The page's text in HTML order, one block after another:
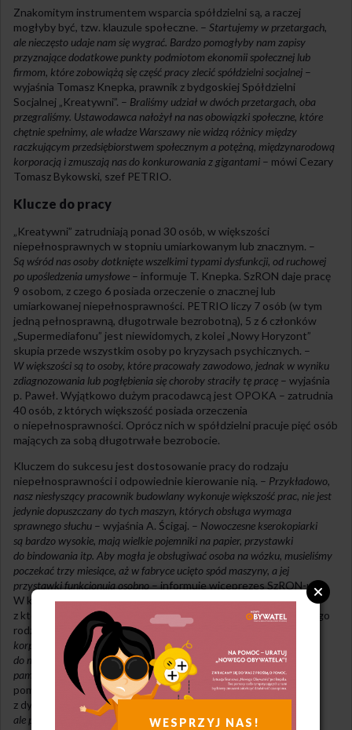
Znakomitym instrumentem wsparcia spółdzielni są, a raczej
mogłyby być, tzw. klauzule społeczne. – Startujemy w przetargach,
ale nieczęsto udaje nam się wygrać. Bardzo pomogłyby nam zapisy
przyznające dodatkowe punkty podmiotom ekonomii społecznej lub
firmom, które zobowiążą się część pracy zlecić spółdzielni socjalnej –
wyjaśnia Tomasz Knepka, prawnik z bydgoskiej Spółdzielni
Socjalnej „Kreatywni”. – Braliśmy udział w dwóch przetargach, oba
przegraliśmy. Ustawodawca nałożył na nas obowiązki społeczne, które
chętnie spełnimy, ale władze Warszawy nie widzą różnicy między
raczkującym przedsiębiorstwem społecznym a potężną, międzynarodową
korporacją i zmuszają nas do konkurowania z gigantami – mówi Cezary
Tomasz Bykowski, szef PETRIO.
Klucze do pracy
„Kreatywni” zatrudniają ponad 30 osób, w większości
niepełnosprawnych w stopniu umiarkowanym lub znacznym. –
Są wśród nas osoby dotknięte wszelkimi typami dysfunkcji, od ruchowej
po upośledzenia umysłowe – informuje T. Knepka. SzRON daje pracę
9 osobom, z czego 6 posiada orzeczenie o znacznej lub
umiarkowanej niepełnosprawności. PETRIO liczy 7 osób (w tym
jedną pełnosprawną, długotrwale bezrobotną), 5 z 6 członków
„Supermediafonu” jest niewidomych, z kolei „Nowy Horyzont”
skupia przede wszystkim osoby po kryzysach psychicznych. –
W większości są to osoby, które pracowały zawodowo, jednak w wyniku
zdiagnozowania lub pogłębienia się choroby straciły tę pracę – wyjaśnia
p. Paweł. Wyjątkowo dużym pracodawcą jest OPOKA – zatrudnia
40 osób, z których większość posiada orzeczenia
o niepełnosprawności. Oprócz nich w spółdzielni pracuje pięć osób
mających za sobą długotrwałe bezrobocie.
Kluczem do sukcesu jest dostosowanie pracy do rodzaju
niepełnosprawności i odpowiednie kierowanie nią. – Przykładowo,
nasz niesłyszący pracownik budowlany wykonuje większość prac, nie jest
jedynie dopuszczany do tych maszyn, których obsługa wymaga
sprawnego słuchu – wyjaśnia A. Ścigaj. – Nowoczesne kserokopiarki
są bardzo wysokie, mają wielkie pojemniki na papier, przystawki
do bindowania itp. Aby mogła je obsługiwać osoba na wózku, musieliśmy
poczekać trzy miesiące, aż w fabryce ucięto spód maszyny, a jej
przystawki funkcjonują osobno– informuje wiceprezes SzRON-u.
W krakowskim budynku Fundacji „Mimo Wszystko”,
z którego korzysta „Republika Marzeń”, udogodnienia dla każdego
rodzaju niepełnosprawności widać na każdym kroku. –
korporacje często nie respektują konieczności dostosowania miejsca
do możliwości swoich niepełnosprawnych pracowników. Nasza firma
pamięta, kogo zatrudnia– zapewnia p. Paulina. Od początku cały
pomysł na spółdzielnię opierał się na możliwościach osób
z dysfunkcjami. –
Oczywiście są rzeczy, których nie wykonają,
ale po to zatrudniamy także osoby zdrowe.WESPRZYJ NAS!